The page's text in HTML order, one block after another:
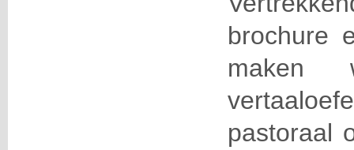
brochure
maken
pastoraal